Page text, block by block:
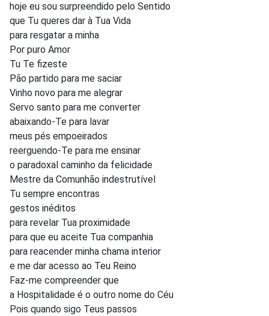
hoje eu sou surpreendido pelo Sentido
que Tu queres dar à Tua Vida
para resgatar a minha
Por puro Amor
Tu Te fizeste
Pão partido para me saciar
Vinho novo para me alegrar
Servo santo para me converter
abaixando-Te para lavar
meus pés empoeirados
reerguendo-Te para me ensinar
o paradoxal caminho da felicidade
Mestre da Comunhão indestrutível
Tu sempre encontras
gestos inéditos
para revelar Tua proximidade
para que eu aceite Tua companhia
para reacender minha chama interior
e me dar acesso ao Teu Reino
Faz-me compreender que
a Hospitalidade é o outro nome do Céu
Pois quando sigo Teus passos